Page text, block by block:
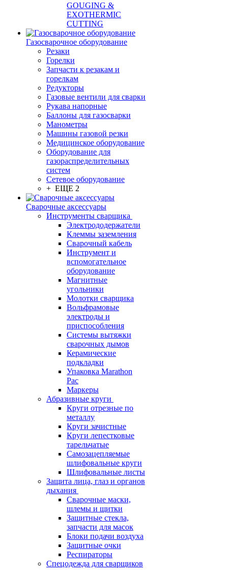
GOUGING &
EXOTHERMIC
CUTTING
Газосварочное оборудование
Резаки
Горелки
Запчасти к резакам и
горелкам
Редукторы
Газовые вентили для сварки
Рукава напорные
Баллоны для газосварки
Манометры
Машины газовой резки
Медицинское оборудование
Оборудование для
газораспределительных
систем
Сетевое оборудование
+ ЕЩЕ 2
Сварочные аксессуары
Инструменты сварщика
Электрододержатели
Клеммы заземления
Сварочный кабель
Инструмент и
вспомогательное
оборудование
Магнитные
угольники
Молотки сварщика
Вольфрамовые
электроды и
приспособления
Системы вытяжки
сварочных дымов
Керамические
подкладки
Упаковка Marathon
Pac
Маркеры
Абразивные круги
Круги отрезные по
металлу
Круги зачистные
Круги лепестковые
тарельчатые
Самозацепляемые
шлифовальные круги
Шлифовальные листы
Защита лица, глаз и органов
дыхания
Сварочные маски,
шлемы и щитки
Защитные стекла,
запчасти для масок
Блоки подачи воздуха
Защитные очки
Респираторы
Спецодежда для сварщиков